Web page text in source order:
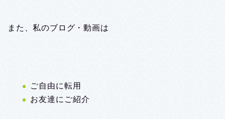
また、私のブログ・動画は
ご自由に転用
お友達にご紹介